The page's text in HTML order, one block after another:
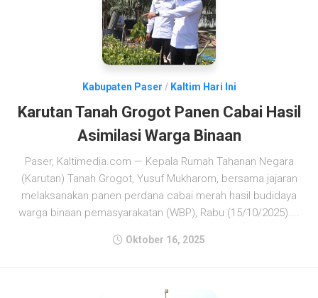
Kabupaten Paser / Kaltim Hari Ini
Karutan Tanah Grogot Panen Cabai Hasil
Asimilasi Warga Binaan
Paser, Kaltimedia.com — Kepala Rumah Tahanan Negara
(Karutan) Tanah Grogot, Yusuf Mukharom, bersama jajaran
melaksanakan panen perdana cabai merah hasil budidaya
warga binaan pemasyarakatan (WBP), Rabu (15/10/2025)....
Oktober 16, 2025